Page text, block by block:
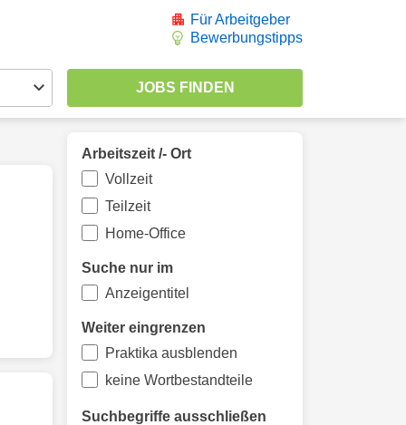
Für Arbeitgeber
Bewerbungstipps
Arbeitszeit /- Ort
Vollzeit
Teilzeit
Home-Office
Suche nur im
Anzeigentitel
Weiter eingrenzen
Praktika ausblenden
keine Wortbestandteile
Suchbegriffe ausschließen